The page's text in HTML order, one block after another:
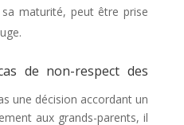
maturité, peut être prise
de non-respect des
une décision accordant un
aux grands-parents, il